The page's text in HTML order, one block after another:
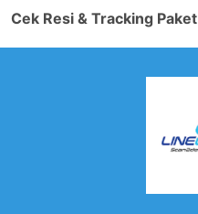
Cek Resi & Tracking Paket